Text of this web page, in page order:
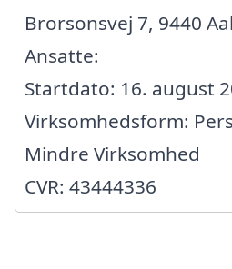
Brorsonsvej 7, 9440
Ansatte:
Startdato: 16. august
Virksomhedsform:
Mindre Virksomhed
CVR: 43444336